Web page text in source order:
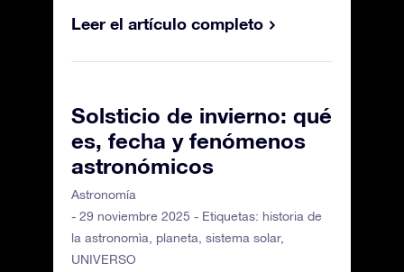
Leer el artículo completo
Solsticio de invierno: qué
es, fecha y fenómenos
astronómicos
Astronomía
- 29 noviembre 2025 - Etiquetas: historia de
la astronomìa, planeta, sistema solar,
UNIVERSO